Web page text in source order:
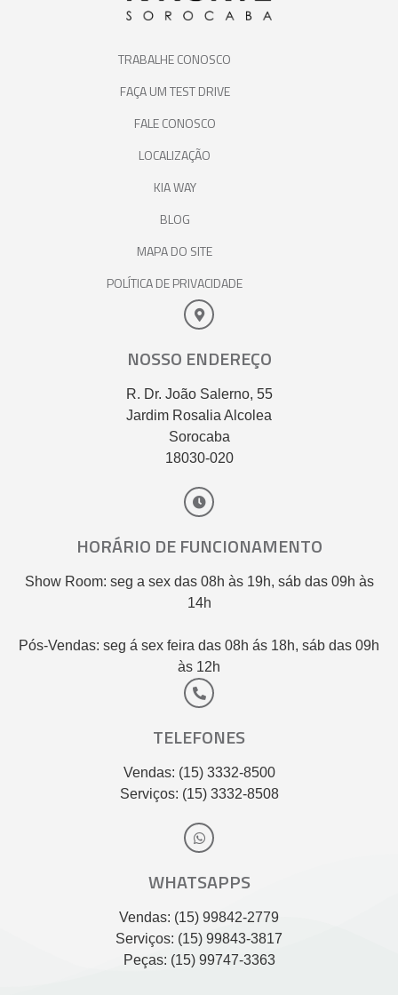
TRABALHE CONOSCO
FAÇA UM TEST DRIVE
FALE CONOSCO
LOCALIZAÇÃO
KIA WAY
BLOG
MAPA DO SITE
POLÍTICA DE PRIVACIDADE
NOSSO ENDEREÇO
R. Dr. João Salerno, 55
Jardim Rosalia Alcolea
Sorocaba
18030-020
HORÁRIO DE FUNCIONAMENTO
Show Room: seg a sex das 08h às 19h, sáb das 09h às
14h
Pós-Vendas: seg á sex feira das 08h ás 18h, sáb das 09h
às 12h
TELEFONES
Vendas: (15) 3332-8500
Serviços: (15) 3332-8508
WHATSAPPS
Vendas: (15) 99842-2779
Serviços: (15) 99843-3817
Peças: (15) 99747-3363